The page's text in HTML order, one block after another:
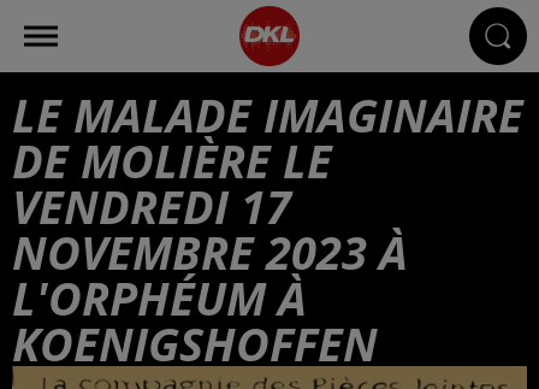
LE MALADE IMAGINAIRE
DE MOLIÈRE LE
VENDREDI 17
NOVEMBRE 2023 À
L'ORPHÉUM À
KOENIGSHOFFEN